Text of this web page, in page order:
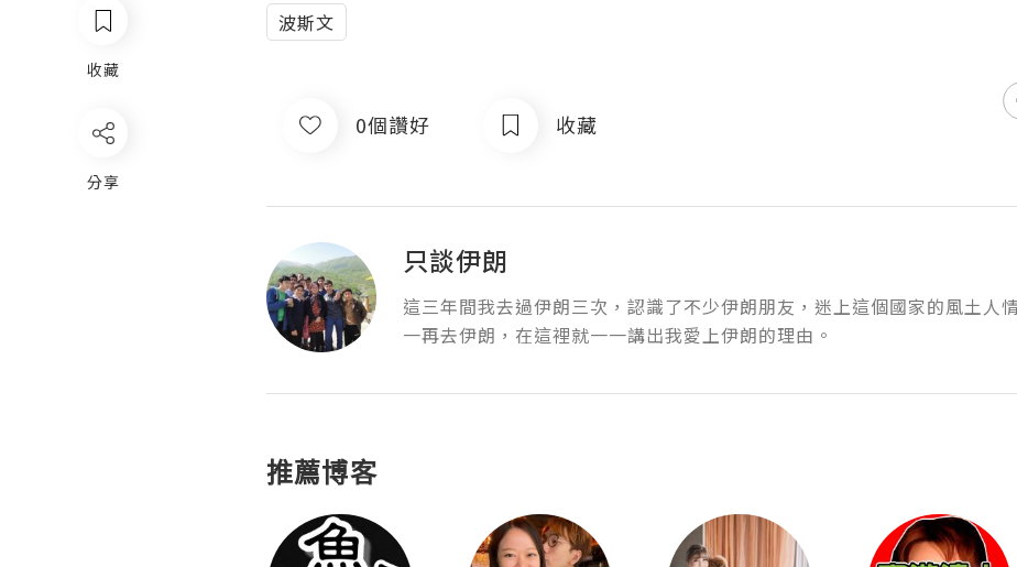
收藏
分享
波斯文
0個讚好 收藏
只談伊朗
這三年間我去過伊朗三次，認識了不少伊朗朋友，迷上這個國家的風土人
一再去伊朗，在這裡就一一講出我愛上伊朗的理由。
推薦博客